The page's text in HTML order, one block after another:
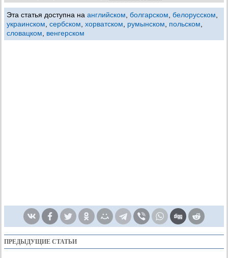
Эта статья доступна на английском болгарском белорусском
украинском сербском хорватском румынском польском
словацком
венгерском
ПРЕДЫДУЩИЕ СТАТЬИ